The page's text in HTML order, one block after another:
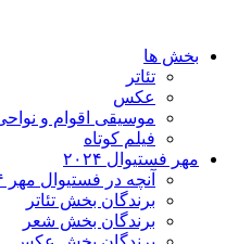
بخش ها
تئاتر
عکس
موسیقی اقوام و
فیلم کوتاه
مهر فستیوال ۲۰۲۴
آنچه در فستیوال مهر ۲۰۲۴ گذشت
برندگان بخش تئاتر
برندگان بخش شعر